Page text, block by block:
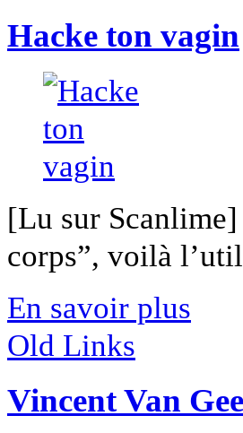
Hacke ton vagin
[Lu sur
corps”, voilà
En savoir plus
Old Links
Vincent Van